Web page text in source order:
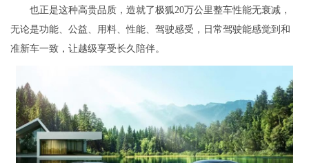
也正是这种高贵品质，造就了极狐20万公里整车性能无衰减，
无论是功能、公益、用料、性能、驾驶感受，日常驾驶能感觉到和
准新车一致，让越级享受长久陪伴。